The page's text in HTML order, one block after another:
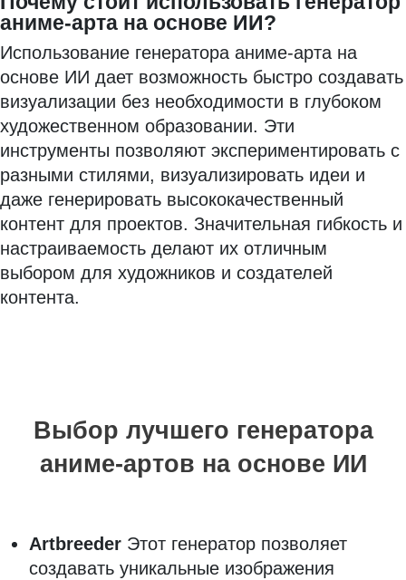
аниме-арта на основе ИИ?
Использование генератора аниме-арта на
основе ИИ дает возможность быстро создавать
визуализации без необходимости в глубоком
художественном образовании. Эти
инструменты позволяют экспериментировать с
разными стилями, визуализировать идеи и
даже генерировать высококачественный
контент для проектов. Значительная гибкость и
настраиваемость делают их отличным
выбором для художников и создателей
контента.
Выбор лучшего генератора
аниме-артов на основе ИИ
Artbreeder Этот генератор позволяет
создавать уникальные изображения